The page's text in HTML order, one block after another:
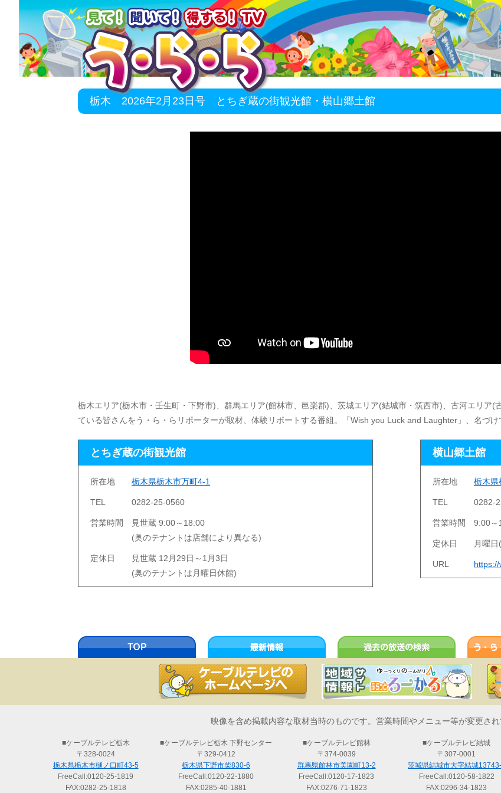
栃木 2026年2月23日号 とちぎ蔵の街観光館・横山郷土館
栃木エリア(栃木市・壬生町・下野市)、群馬エリア(館林市、邑楽郡)、茨城エリア(結城市・筑西市)、古河エリア(
ている皆さんをう・ら・らリポーターが取材、体験リポートする番組。「Wish you Luck and Laughter」、名づけ
とちぎ蔵の街観光館
所在地 栃木県栃木市万町4-1
TEL 0282-25-0560
営業時間
見世蔵 9:00～18:00
(奥のテナントは店舗により異なる)
定休日
見世蔵 12月29日～1月3日
(奥のテナントは月曜日休館)
横山郷土館
所在地 栃木県
TEL 0282-
営業時間 9:00～
定休日 月曜
URL
映像を含め掲載内容な取材当時のものです。営業時間やメニュー等が変更さ
■ケーブルテレビ栃木
〒328-0024
栃木県栃木市樋ノ口町43-5
FreeCall:0120-25-1819
FAX:0282-25-1818
■ケーブルテレビ栃木 下野センター
〒329-0412
栃木県下野市柴830-6
FreeCall:0120-22-1880
FAX:0285-40-1881
■ケーブルテレビ館林
〒374-0039
群馬県館林市美園町13-2
FreeCall:0120-17-1823
FAX:0276-71-1823
■ケーブルテレビ結城
〒307-0001
茨城県結城市大字結城
FreeCall:0120-58-1822
FAX:0296-34-1823